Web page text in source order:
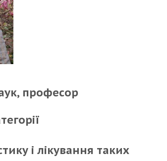
професор
і лікування таких